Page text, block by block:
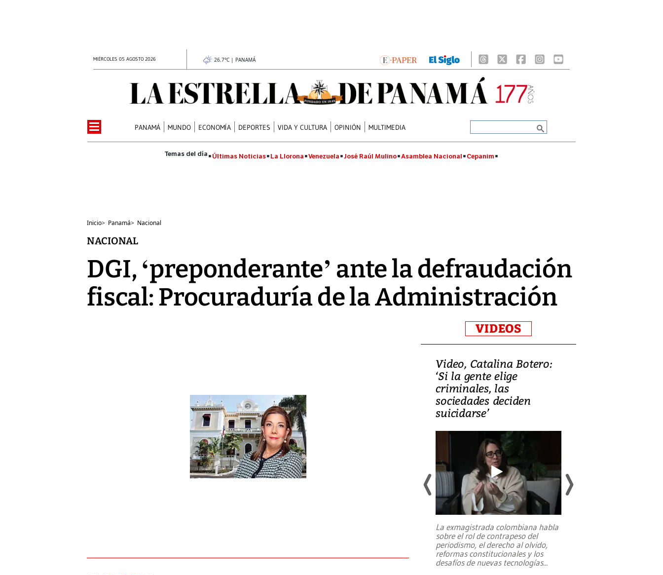
MIÉRCOLES 05 AGOSTO 2026 26.7°C | PANAMÁ
PANAMÁ MUNDO ECONOMÍA DEPORTES VIDA Y CULTURA OPINIÓN MULTIMEDIA
Últimas Noticias La Llorona Venezuela José Raúl Mulino Asamblea Nacional Cepanim
Inicio> Panamá> Nacional
NACIONAL
DGI, ‘preponderante’ ante la defraudación
fiscal: Procuraduría de la Administración
VIDEOS
Video, Catalina Botero:
‘Si la gente elige
criminales, las
sociedades deciden
suicidarse’
La exmagistrada colombiana habla
sobre el rol de contrapeso del
periodismo, el derecho al olvido,
reformas constitucionales y los
desafíos de nuevas tecnologías...